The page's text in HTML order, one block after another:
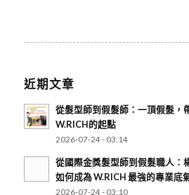
近期文章
從髮型師到假髮師：一頂假髮，
W.RICH的起點
2026-07-24 - 03:14
從國際金獎髮型師到假髮職人：
如何成為 W.RICH 最強的專業底
2026-07-24 - 03:10